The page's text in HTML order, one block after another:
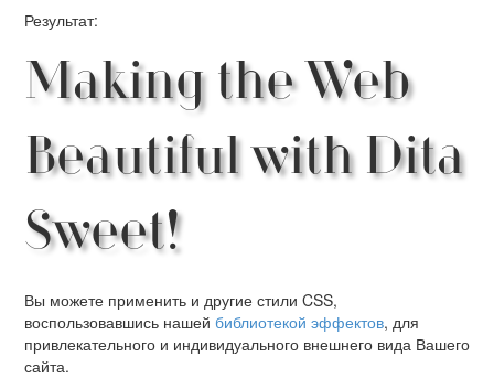
Результат:
Making the Web
Beautiful with Dita
Sweet!
Вы можете применить и другие стили CSS,
воспользовавшись нашей библиотекой эффектов, для
привлекательного и индивидуального внешнего вида Вашего
сайта.